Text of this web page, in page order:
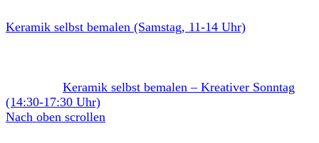
Keramik selbst bemalen (Samstag, 11-14 Uhr)
Keramik selbst bemalen – Kreativer Sonntag
(14:30-17:30 Uhr)
Nach oben scrollen